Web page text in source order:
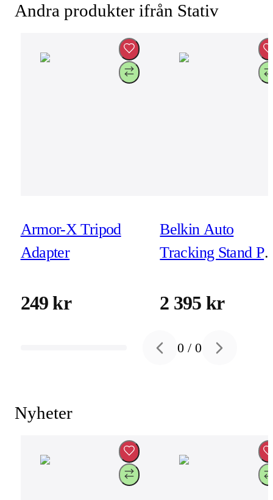
Andra produkter ifrån Stativ
Armor-X Tripod
Adapter
249 kr
Belkin Auto
Tracking Stand
2 395 kr
Previous slide
0 /0 Next slide
Nyheter